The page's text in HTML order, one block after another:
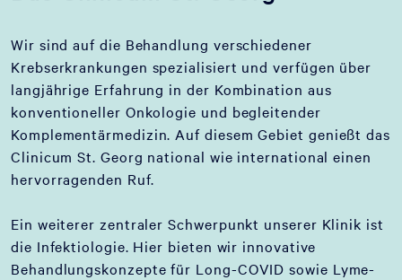
Wir sind auf die Behandlung verschiedener
Krebserkrankungen spezialisiert und verfügen über
langjährige Erfahrung in der Kombination aus
konventioneller Onkologie und begleitender
Komplementärmedizin. Auf diesem Gebiet genießt das
Clinicum St. Georg national wie international einen
hervorragenden Ruf.
Ein weiterer zentraler Schwerpunkt unserer Klinik ist
die Infektiologie. Hier bieten wir innovative
Behandlungskonzepte für Long-COVID sowie Lyme-